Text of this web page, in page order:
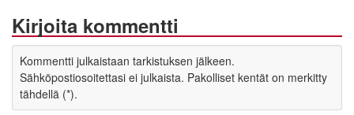
Kirjoita kommentti
Kommentti julkaistaan tarkistuksen jälkeen.
Sähköpostiosoitettasi ei julkaista. Pakolliset kentät on merkitty
tähdellä (*).